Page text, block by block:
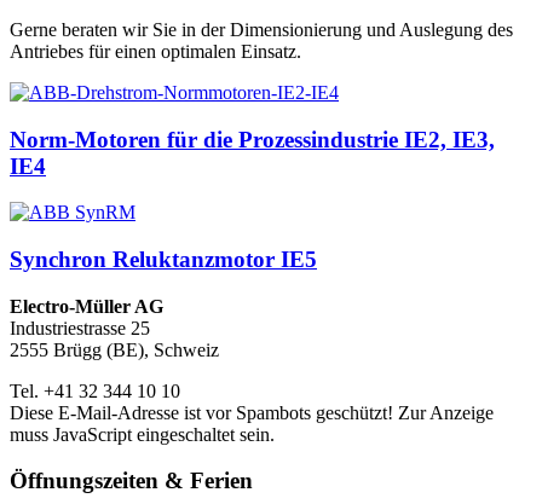
Gerne beraten wir Sie in der Dimensionierung und Auslegung des
Antriebes für einen optimalen Einsatz.
Norm-Motoren für die Prozessindustrie IE2, IE3,
IE4
Synchron Reluktanzmotor IE5
Electro-Müller AG
Industriestrasse 25
2555 Brügg (BE), Schweiz
Tel. +41 32 344 10 10
Diese E-Mail-Adresse ist vor Spambots geschützt! Zur Anzeige
muss JavaScript eingeschaltet sein.
Öffnungszeiten & Ferien